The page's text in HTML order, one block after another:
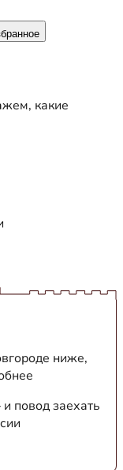
какие
ниже,
повод заехать